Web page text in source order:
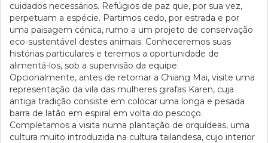
cuidados necessários. Refúgios de paz que, por sua vez,
perpetuam a espécie. Partimos cedo, por estrada e por
uma paisagem cénica, rumo a um projeto de conservação
eco-sustentável destes animais. Conheceremos suas
histórias particulares e teremos a oportunidade de
alimentá-los, sob a supervisão da equipe.
Opcionalmente, antes de retornar a Chiang Mai, visite uma
representação da vila das mulheres girafas Karen, cuja
antiga tradição consiste em colocar uma longa e pesada
barra de latão em espiral em volta do pescoço.
Completamos a visita numa plantação de orquídeas, uma
cultura muito introduzida na cultura tailandesa, cujo interior